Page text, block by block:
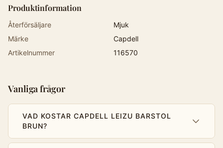
Produktinformation
Återförsäljare
Mjuk
Märke
Capdell
Artikelnummer
116570
Vanliga frågor
VAD KOSTAR CAPDELL LEIZU BARSTOL
BRUN?